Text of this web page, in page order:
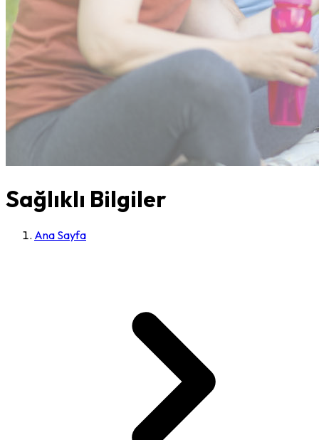
Sağlıklı Bilgiler
Ana Sayfa